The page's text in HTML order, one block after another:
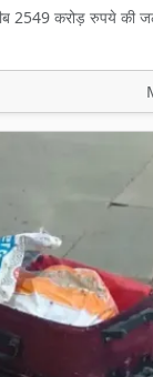
2549 करोड़ रुपये की